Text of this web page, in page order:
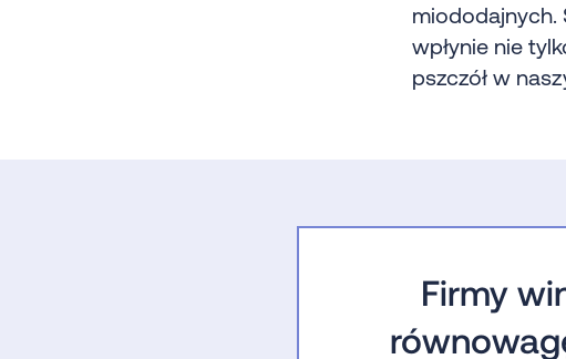
miododajnych.
wpłynie nie
pszczół w
Firmy